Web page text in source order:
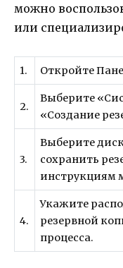
можно
или
1. Откройте
2.
Выберите
«Создание
3.
Выберите
сохранить
инструкциям
4.
Укажите
резервной
процесса.